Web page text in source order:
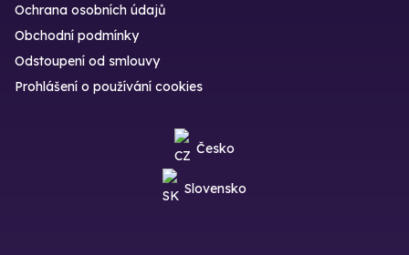
Ochrana osobních údajů
Obchodní podmínky
Odstoupení od smlouvy
Prohlášení o používání cookies
Česko
Slovensko